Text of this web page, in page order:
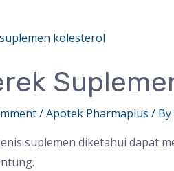
/Apotek Pharmaplus / By
suplemen diketahui dapat